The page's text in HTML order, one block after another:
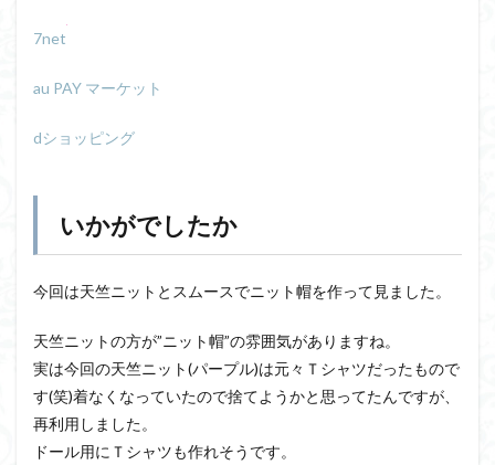
7net
au PAY マーケット
dショッピング
いかがでしたか
今回は天竺ニットとスムースでニット帽を作って見ました。
天竺ニットの方が”ニット帽”の雰囲気がありますね。
実は今回の天竺ニット(パープル)は元々Ｔシャツだったもので
す(笑)着なくなっていたので捨てようかと思ってたんですが、
再利用しました。
ドール用にＴシャツも作れそうです。